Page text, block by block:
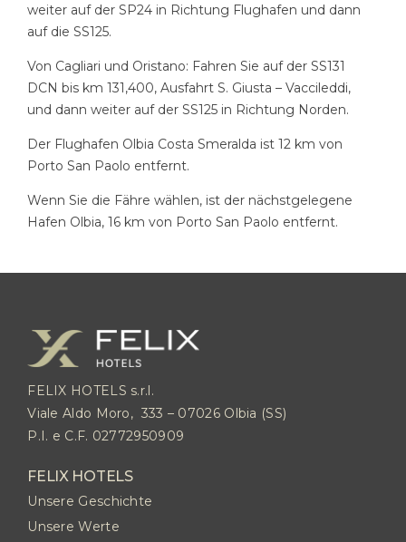
weiter auf der SP24 in Richtung Flughafen und dann
auf die SS125.
Von Cagliari und Oristano: Fahren Sie auf der SS131
DCN bis km 131,400, Ausfahrt S. Giusta – Vaccileddi,
und dann weiter auf der SS125 in Richtung Norden.
Der Flughafen Olbia Costa Smeralda ist 12 km von
Porto San Paolo entfernt.
Wenn Sie die Fähre wählen, ist der nächstgelegene
Hafen Olbia, 16 km von Porto San Paolo entfernt.
FELIX HOTELS s.r.l.
Viale Aldo Moro, 333 – 07026 Olbia (SS)
P.I. e C.F. 02772950909
FELIX HOTELS
Unsere Geschichte
Unsere Werte